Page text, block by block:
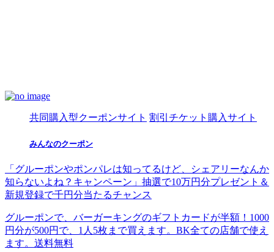
共同購入型クーポンサイト 割引チケット購入サイト
みんなのクーポン
「グルーポンやポンパレは知ってるけど、シェアリーなんか
知らないよね？キャンペーン」抽選で10万円分プレゼント＆
新規登録で千円分当たるチャンス
グルーポンで、バーガーキングのギフトカードが半額！1000
円分が500円で、1人5枚まで買えます。BK全ての店舗で使え
ます。送料無料